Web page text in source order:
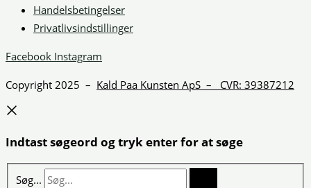
Handelsbetingelser
Privatlivsindstillinger
Facebook Instagram
Copyright 2025 – Kald Paa Kunsten ApS – CVR: 39387212
Indtast søgeord og tryk enter for at søge
Søg...